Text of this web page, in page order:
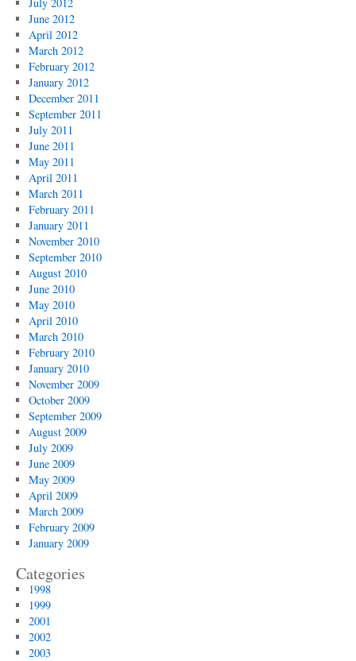
June 2012
April 2012
March 2012
February 2012
January 2012
December 2011
September 2011
July 2011
June 2011
May 2011
April 2011
March 2011
February 2011
January 2011
November 2010
September 2010
August 2010
June 2010
May 2010
April 2010
March 2010
February 2010
January 2010
November 2009
October 2009
September 2009
August 2009
July 2009
June 2009
May 2009
April 2009
March 2009
February 2009
January 2009
Categories
1998
1999
2001
2002
2003